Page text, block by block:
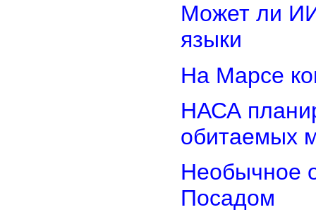
Может ли
языки
На Марсе
НАСА
обитаемых
Необычное
Посадом